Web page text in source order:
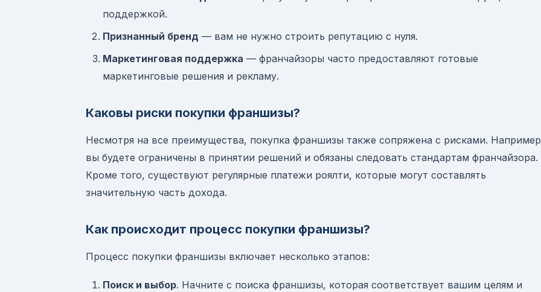
поддержкой.
Признанный бренд — вам не нужно строить репутацию с нуля.
Маркетинговая поддержка — франчайзоры часто предоставляют готовые
маркетинговые решения и рекламу.
Каковы риски покупки франшизы?
Несмотря на все преимущества, покупка франшизы также сопряжена с рисками.
вы будете ограничены в принятии решений и обязаны следовать стандартам франчайзора.
Кроме того, существуют регулярные платежи роялти, которые могут составлять
значительную часть дохода.
Как происходит процесс покупки франшизы?
Процесс покупки франшизы включает несколько этапов:
Поиск и выбор. Начните с поиска франшизы, которая соответствует вашим целям и